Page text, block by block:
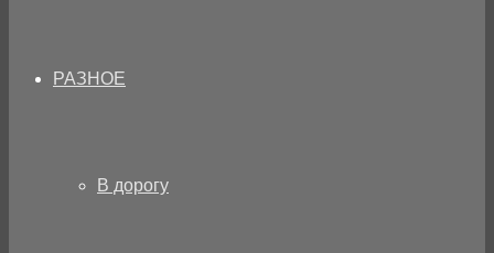
РАЗНОЕ
В дорогу